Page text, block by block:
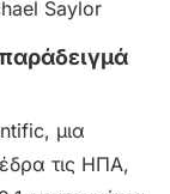
μια
τις ΗΠΑ,